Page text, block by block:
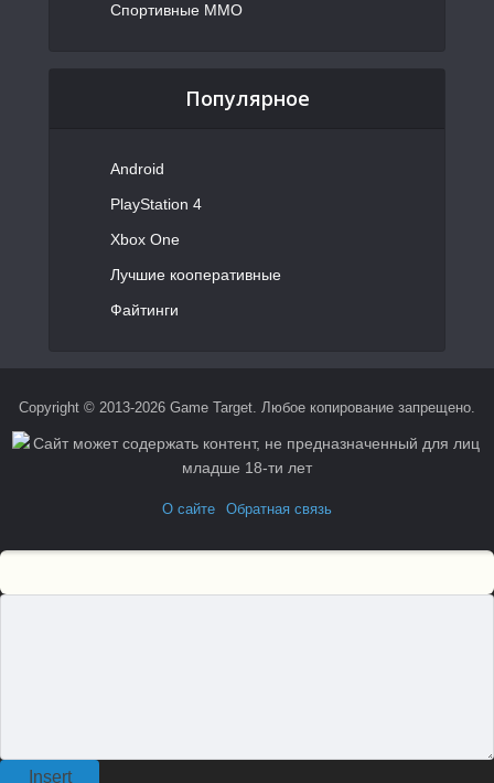
Спортивные MMO
Популярное
Android
PlayStation 4
Xbox One
Лучшие кооперативные
Файтинги
Copyright © 2013-2026 Game Target. Любое копирование запрещено.
О сайте Обратная связь
Insert